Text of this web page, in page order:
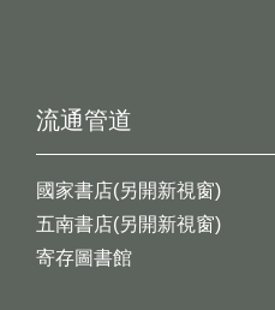
流通管道
國家書店(另開新視窗)
五南書店(另開新視窗)
寄存圖書館